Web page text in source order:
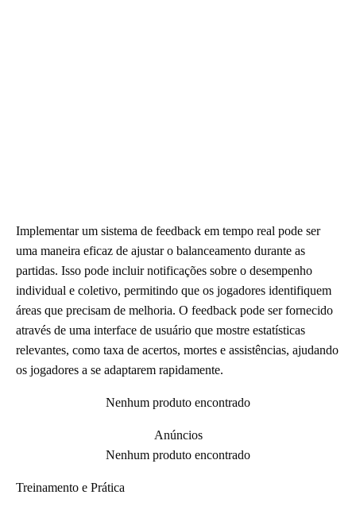
Implementar um sistema de feedback em tempo real pode ser
uma maneira eficaz de ajustar o balanceamento durante as
partidas. Isso pode incluir notificações sobre o desempenho
individual e coletivo, permitindo que os jogadores identifiquem
áreas que precisam de melhoria. O feedback pode ser fornecido
através de uma interface de usuário que mostre estatísticas
relevantes, como taxa de acertos, mortes e assistências, ajudando
os jogadores a se adaptarem rapidamente.
Nenhum produto encontrado
Anúncios
Nenhum produto encontrado
Treinamento e Prática